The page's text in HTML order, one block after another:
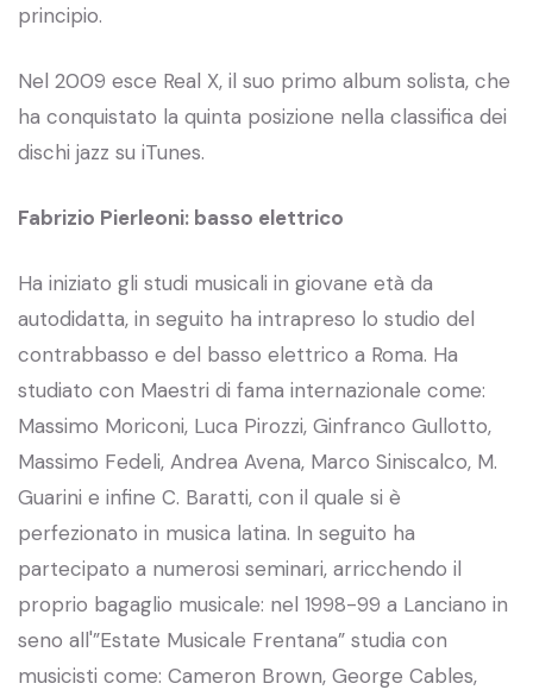
principio.
Nel 2009 esce Real X, il suo primo album solista, che
ha conquistato la quinta posizione nella classifica dei
dischi jazz su iTunes.
Fabrizio Pierleoni: basso elettrico
Ha iniziato gli studi musicali in giovane età da
autodidatta, in seguito ha intrapreso lo studio del
contrabbasso e del basso elettrico a Roma. Ha
studiato con Maestri di fama internazionale come:
Massimo Moriconi, Luca Pirozzi, Ginfranco Gullotto,
Massimo Fedeli, Andrea Avena, Marco Siniscalco, M.
Guarini e infine C. Baratti, con il quale si è
perfezionato in musica latina. In seguito ha
partecipato a numerosi seminari, arricchendo il
proprio bagaglio musicale: nel 1998-99 a Lanciano in
seno all'”Estate Musicale Frentana” studia con
musicisti come: Cameron Brown, George Cables,